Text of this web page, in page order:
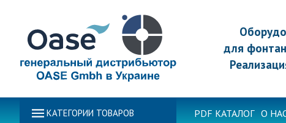
для
КАТЕГОРИИ ТОВАРОВ PDF КАТАЛОГ О